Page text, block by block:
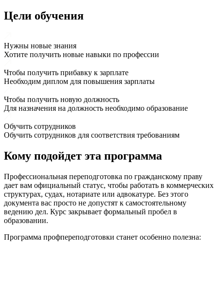
Цели обучения
Нужны новые знания
Хотите получить новые навыки по профессии
Чтобы получить прибавку к зарплате
Необходим диплом для повышения зарплаты
Чтобы получить новую должность
Для назначения на должность необходимо образование
Обучить сотрудников
Обучить сотрудников для соответствия требованиям
Кому подойдет эта программа
Профессиональная переподготовка по гражданскому праву
дает вам официальный статус, чтобы работать в коммерческих
структурах, судах, нотариате или адвокатуре. Без этого
документа вас просто не допустят к самостоятельному
ведению дел. Курс закрывает формальный пробел в
образовании.
Программа профпереподготовки станет особенно полезна: